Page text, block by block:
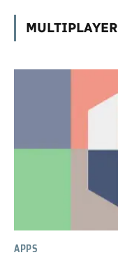
MULTIPLAYER
APPS